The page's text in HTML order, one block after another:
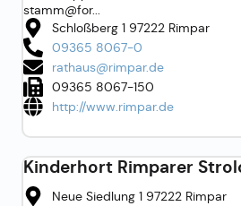
stamm@for...
Schloßberg 1 97222 Rimpar
09365 8067-0
rathaus@rimpar.de
09365 8067-150
http://www.rimpar.de
Kinderhort Rimparer
Neue Siedlung 1 97222 Rimpar